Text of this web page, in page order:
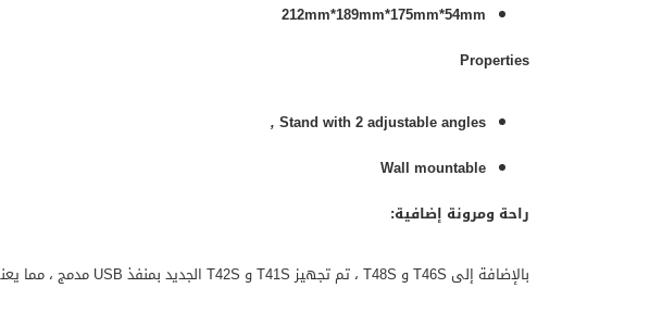
212mm*189mm*175mm*54mm
Properties
Stand with 2 adjustable angles
,
Wall mountable
راحة ومرونة إضافية: